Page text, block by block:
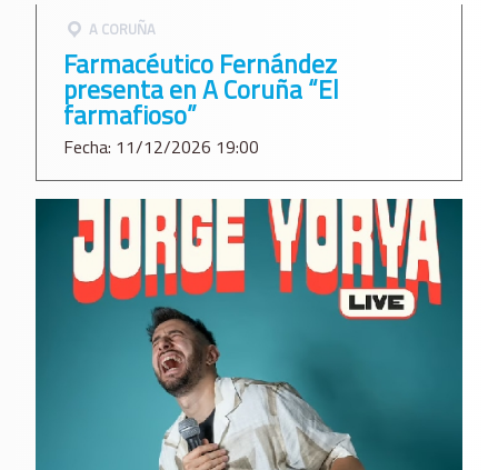
A CORUÑA
Farmacéutico Fernández
presenta en A Coruña “El
farmafioso”
Fecha: 11/12/2026 19:00